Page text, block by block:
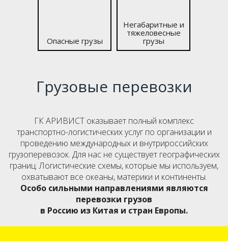
Опасные грузы
Негабаритные и
тяжело­весные
грузы
Грузовые перевозки
ГК АРИВИСТ оказывает полный комплекс
транcпортно-логистических услуг по организации и
проведению международных и внутрироссийских
грузоперевозок. Для нас не существует географических
границ. Логистические схемы, которые мы используем,
охватывают все океаны, материки и континенты.
Особо сильными направлениями являются
перевозки грузов
в Россию из Китая и стран Европы.